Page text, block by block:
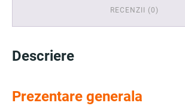
RECENZII (0)
Descriere
Prezentare generala